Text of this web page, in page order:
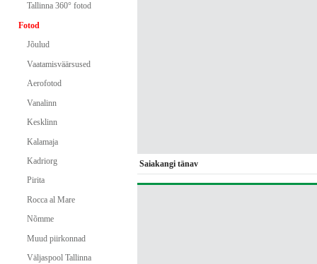
Tallinna 360° fotod
Fotod
Jõulud
Vaatamisväärsused
Aerofotod
Vanalinn
Kesklinn
Kalamaja
Kadriorg
Pirita
Rocca al Mare
Nõmme
Muud piirkonnad
Väljaspool Tallinna
Saiakangi tänav